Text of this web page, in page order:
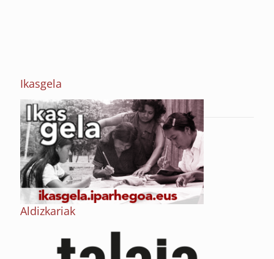
Ikasgela
Aldizkariak